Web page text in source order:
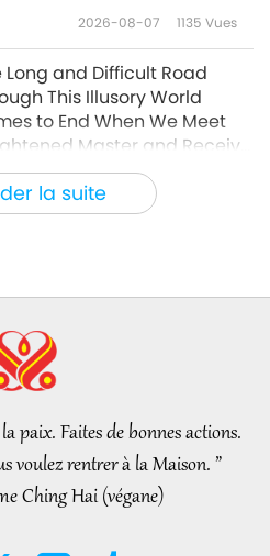
la suite
2026-08-07 1135 Vues
Long and Difficult Road
This Illusory World
to End When We Meet
Master and Receive
2026-08-06
islamique concernant
2/2
paix. Faites de bonnes actions.
voulez rentrer à la Maison. ”
Ching Hai (végane)